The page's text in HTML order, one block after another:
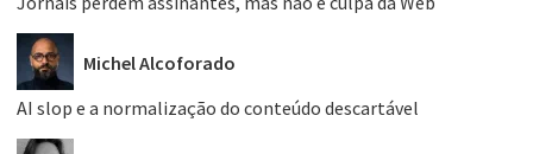
Michel Alcoforado
AI slop e a normalização do conteúdo descartável